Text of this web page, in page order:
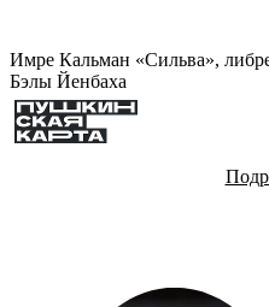
Имре Кальман «Сильва»,
Бэлы Йенбаха